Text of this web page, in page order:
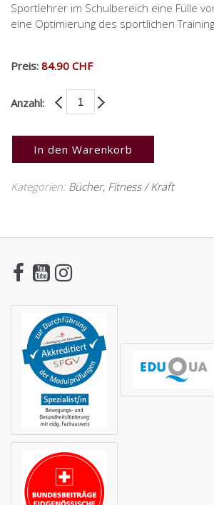
Sportlehrer im Schulbereich eine Fülle
eine Optimierung des sportlichen
Preis: 84.90 CHF
Anzahl:
In den Warenkorb
Kategorien: Bücher, Fitness / Kraft